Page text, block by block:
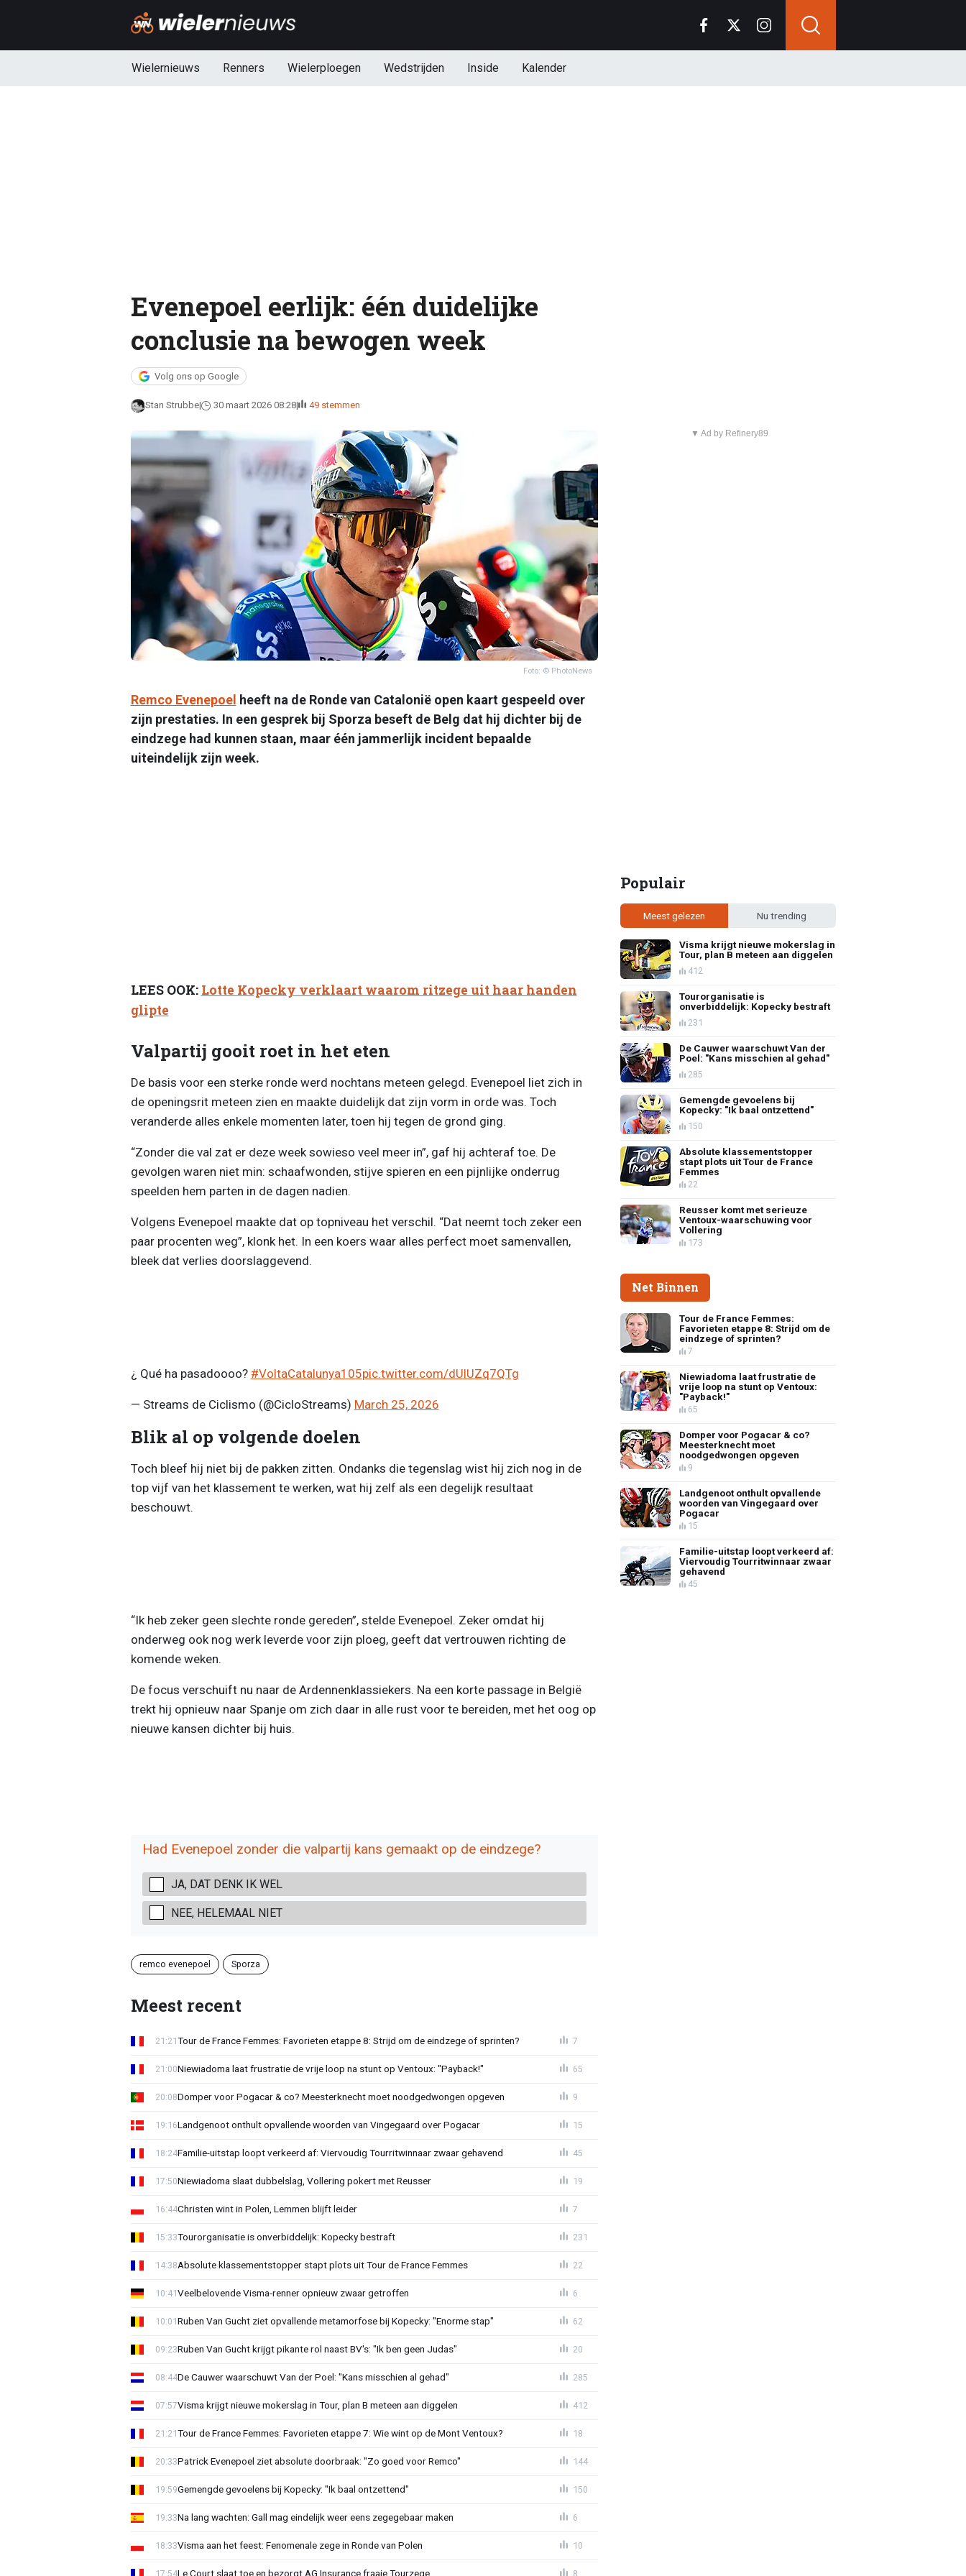
Wielernieuws Renners Wielerploegen Wedstrijden Inside Kalender
Evenepoel eerlijk: één duidelijke
conclusie na bewogen week
Volg ons op Google
Stan Strubbe 30 maart 2026 08:28 49 stemmen
Foto: © PhotoNews
Remco Evenepoel heeft na de Ronde van Catalonië open kaart gespeeld over
zijn prestaties. In een gesprek bij Sporza beseft de Belg dat hij dichter bij de
eindzege had kunnen staan, maar één jammerlijk incident bepaalde
uiteindelijk zijn week.
LEES OOK: Lotte Kopecky verklaart waarom ritzege uit haar handen
glipte
Valpartij gooit roet in het eten
De basis voor een sterke ronde werd nochtans meteen gelegd. Evenepoel liet zich in
de openingsrit meteen zien en maakte duidelijk dat zijn vorm in orde was. Toch
veranderde alles enkele momenten later, toen hij tegen de grond ging.
“Zonder die val zat er deze week sowieso veel meer in”, gaf hij achteraf toe. De
gevolgen waren niet min: schaafwonden, stijve spieren en een pijnlijke onderrug
speelden hem parten in de dagen nadien.
Volgens Evenepoel maakte dat op topniveau het verschil. “Dat neemt toch zeker een
paar procenten weg”, klonk het. In een koers waar alles perfect moet samenvallen,
bleek dat verlies doorslaggevend.
¿ Qué ha pasadoooo? #VoltaCatalunya105pic.twitter.com/dUlUZq7QTg
— Streams de Ciclismo (@CicloStreams) March 25, 2026
Blik al op volgende doelen
Toch bleef hij niet bij de pakken zitten. Ondanks die tegenslag wist hij zich nog in de
top vijf van het klassement te werken, wat hij zelf als een degelijk resultaat
beschouwt.
“Ik heb zeker geen slechte ronde gereden”, stelde Evenepoel. Zeker omdat hij
onderweg ook nog werk leverde voor zijn ploeg, geeft dat vertrouwen richting de
komende weken.
De focus verschuift nu naar de Ardennenklassiekers. Na een korte passage in België
trekt hij opnieuw naar Spanje om zich daar in alle rust voor te bereiden, met het oog op
nieuwe kansen dichter bij huis.
Had Evenepoel zonder die valpartij kans gemaakt op de eindzege?
JA, DAT DENK IK WEL
NEE, HELEMAAL NIET
remco evenepoel Sporza
Meest recent
Tour de France Femmes: Favorieten etappe 8: Strijd om de eindzege of sprinten?
21:21 7
Niewiadoma laat frustratie de vrije loop na stunt op Ventoux: "Payback!"
21:00 65
Domper voor Pogacar & co? Meesterknecht moet noodgedwongen opgeven
20:08 9
Landgenoot onthult opvallende woorden van Vingegaard over Pogacar
19:16 15
Familie-uitstap loopt verkeerd af: Viervoudig Tourritwinnaar zwaar gehavend
18:24 45
Niewiadoma slaat dubbelslag, Vollering pokert met Reusser
17:50 19
Christen wint in Polen, Lemmen blijft leider
16:44 7
Tourorganisatie is onverbiddelijk: Kopecky bestraft
15:33 231
Absolute klassementstopper stapt plots uit Tour de France Femmes
14:38 22
Veelbelovende Visma-renner opnieuw zwaar getroffen
10:41 6
Ruben Van Gucht ziet opvallende metamorfose bij Kopecky: "Enorme stap"
10:01 62
Ruben Van Gucht krijgt pikante rol naast BV's: "Ik ben geen Judas"
09:23 20
De Cauwer waarschuwt Van der Poel: "Kans misschien al gehad"
08:44 285
Visma krijgt nieuwe mokerslag in Tour, plan B meteen aan diggelen
07:57 412
Tour de France Femmes: Favorieten etappe 7: Wie wint op de Mont Ventoux?
21:21 18
Patrick Evenepoel ziet absolute doorbraak: "Zo goed voor Remco"
20:33 144
Gemengde gevoelens bij Kopecky: "Ik baal ontzettend"
19:59 150
Na lang wachten: Gall mag eindelijk weer eens zegegebaar maken
19:33 6
Visma aan het feest: Fenomenale zege in Ronde van Polen
18:33 10
Le Court slaat toe en bezorgt AG Insurance fraaie Tourzege
17:54 8
▼ Ad by Refinery89
Populair
Meest gelezen Nu trending
Visma krijgt nieuwe mokerslag in
Tour, plan B meteen aan diggelen
412
Tourorganisatie is
onverbiddelijk: Kopecky bestraft
231
De Cauwer waarschuwt Van der
Poel: "Kans misschien al gehad"
285
Gemengde gevoelens bij
Kopecky: "Ik baal ontzettend"
150
Absolute klassementstopper
stapt plots uit Tour de France
Femmes
22
Reusser komt met serieuze
Ventoux-waarschuwing voor
Vollering
173
Net Binnen
Tour de France Femmes:
Favorieten etappe 8: Strijd om de
eindzege of sprinten?
7
Niewiadoma laat frustratie de
vrije loop na stunt op Ventoux:
"Payback!"
65
Domper voor Pogacar & co?
Meesterknecht moet
noodgedwongen opgeven
9
Landgenoot onthult opvallende
woorden van Vingegaard over
Pogacar
15
Familie-uitstap loopt verkeerd af:
Viervoudig Tourritwinnaar zwaar
gehavend
45